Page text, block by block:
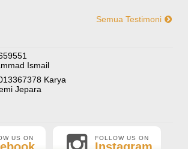
Rp (Hubungi CS)
terima kasih banyak ya. Barang furniture
kasih banyak mas mail.
Semua Testimoni
Ismail
Karya
Jepara
US ON FOLLOW US ON